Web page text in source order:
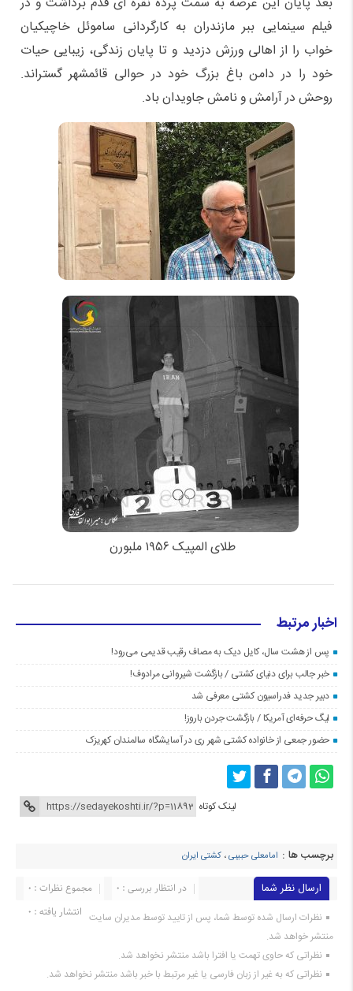
فیلم سینمایی ببر مازندران به کارگردانی ساموئل خاچیکیان
خواب را از اهالی ورزش دزدید و تا پایان زندگی، زیبایی حیات
خود را در دامن باغ بزرگ خود در حوالی قائمشهر گستراند.
روحش در آرامش و نامش جاویدان باد.
طلای المپیک ۱۹۵۶ ملبورن
اخبار مرتبط
پس از هشت سال، کایل دیک به مصاف رقیب قدیمی می‌رود!
خبر جالب برای دنیای کشتی / بازگشت شیروانی مرادوف!
دبیر جدید فدراسیون کشتی معرفی شد
لیگ حرفه‌ای آمریکا / بازگشت جردن باروز!
حضور جمعی از خانواده کشتی شهر ری در آسایشگاه سالمندان کهریزک
لینک کوتاه
برچسب ها : امامعلی حبیبی، کشتی ایران
ارسال نظر شما مجموع نظرات : 0
در انتظار بررسی : 0
انتشار یافته : ۰ نظرات ارسال شده توسط شما، پس از تایید توسط مدیران سایت
منتشر خواهد شد.
نظراتی که حاوی تهمت یا افترا باشد منتشر نخواهد شد.
نظراتی که به غیر از زبان فارسی یا غیر مرتبط با خبر باشد منتشر نخواهد شد.